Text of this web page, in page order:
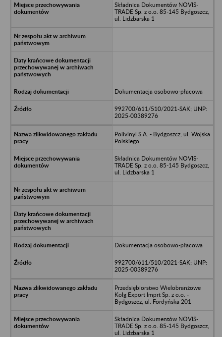
Składnica Dokumentów NOVIS-
TRADE Sp. z o.o. 85-145 Bydgoszcz,
ul. Lidzbarska 1
Dokumentacja osobowo-płacowa
992700/611/510/2021-SAK; UNP:
2025-00389276
Polivinyl S.A. - Bydgoszcz, ul. Wojska
Polskiego
Składnica Dokumentów NOVIS-
TRADE Sp. z o.o. 85-145 Bydgoszcz,
ul. Lidzbarska 1
Dokumentacja osobowo-płacowa
992700/611/510/2021-SAK; UNP:
2025-00389276
Przedsiębiorstwo Wielobranżowe
Kolg Export Imprt Sp. z o.o. -
Bydgoszcz, ul. Fordyńska 201
Składnica Dokumentów NOVIS-
TRADE Sp. z o.o. 85-145 Bydgoszcz,
ul. Lidzbarska 1